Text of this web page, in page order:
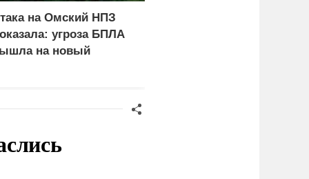
на Омский НПЗ
угроза БПЛА
на новый